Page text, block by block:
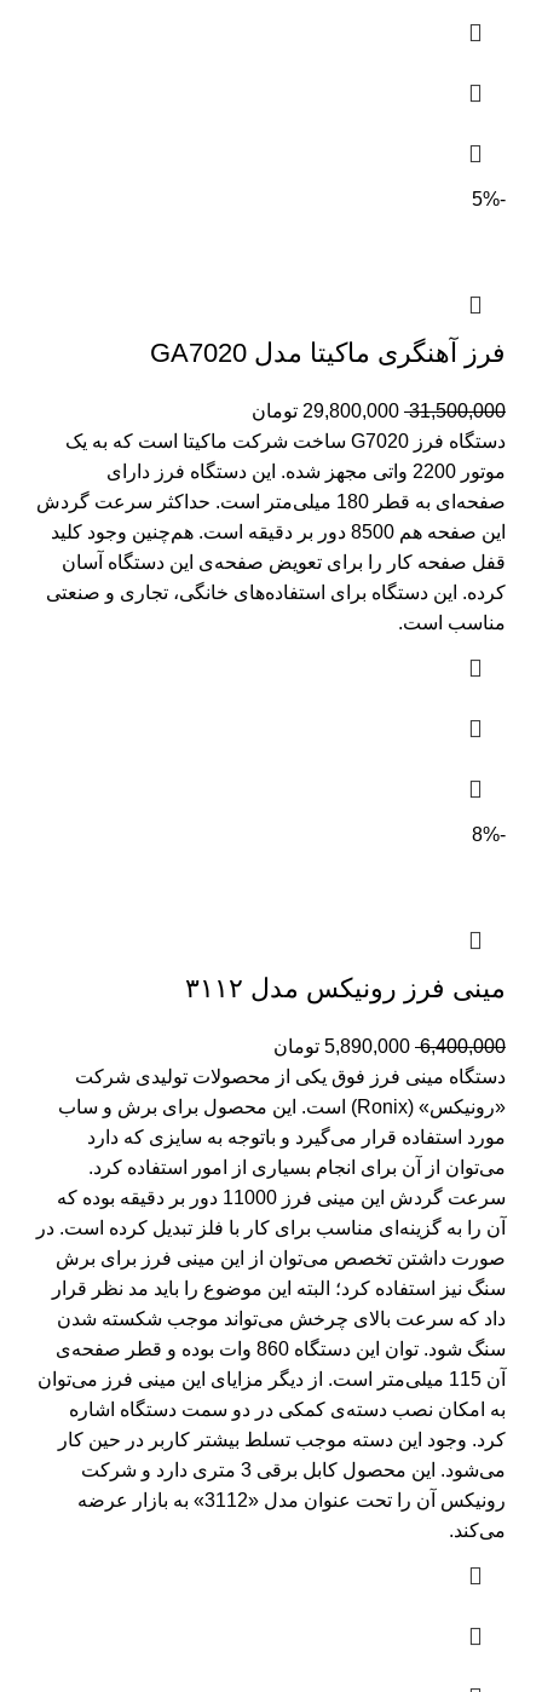
-5%
فرز آهنگری ماکیتا مدل GA7020
31,500,000
29,800,000 تومان
دستگاه فرز G7020 ساخت شرکت ماکیتا است که به یک
موتور 2200 واتی مجهز شده. این دستگاه فرز دارای
صفحه‌ای به قطر 180 میلی‌متر است. حداکثر سرعت گردش
این صفحه هم 8500 دور بر دقیقه است. هم‌چنین وجود کلید
قفل صفحه کار را برای تعویض صفحه‌ی این دستگاه آسان
کرده‌. این دستگاه برای استفاده‌های خانگی، تجاری و صنعتی
مناسب است.
-8%
مینی فرز رونیکس مدل ۳۱۱۲
6,400,000
5,890,000 تومان
دستگاه مینی فرز فوق یکی از محصولات تولیدی شرکت
«رونیکس» (Ronix) است. این محصول برای برش و ساب
مورد استفاده قرار می‌گیرد و باتوجه به سایزی که دارد
می‌توان از آن برای انجام بسیاری از امور استفاده کرد.
سرعت گردش این مینی فرز 11000 دور بر دقیقه بوده که
آن را به گزینه‌ای مناسب برای کار با فلز تبدیل کرده است. در
صورت داشتن تخصص می‌توان از این مینی فرز برای برش
سنگ نیز استفاده کرد؛ البته این موضوع را باید مد نظر قرار
داد که سرعت بالای چرخش می‌تواند موجب شکسته‌ شدن
سنگ شود. توان این دستگاه 860 وات بوده و قطر صفحه‌ی
آن 115 میلی‌متر است. از دیگر مزایای این مینی فرز می‌توان
به امکان نصب دسته‌ی کمکی در دو سمت دستگاه اشاره
کرد. وجود این دسته موجب تسلط بیشتر کاربر در حین کار
می‌شود. این محصول کابل برقی 3 متری دارد و شرکت
رونیکس آن را تحت عنوان مدل «3112» به بازار عرضه
می‌کند.